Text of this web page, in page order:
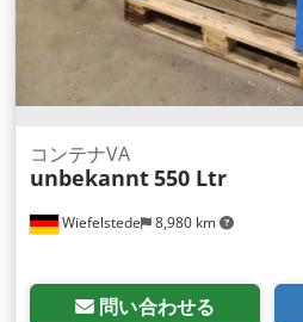
Wiefelstede 8,980 km
コンテナVA
unbekannt550 Ltr
問い合わせる